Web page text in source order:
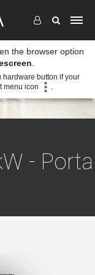
- Porta
the browser option
hardware button if your
menu icon
.